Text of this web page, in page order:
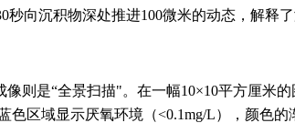
向沉积物深处推进100微米的动态，解释
则是“全景扫描"。在一幅10×10平方厘米
色区域显示厌氧环境（<0.1mg/L），颜色